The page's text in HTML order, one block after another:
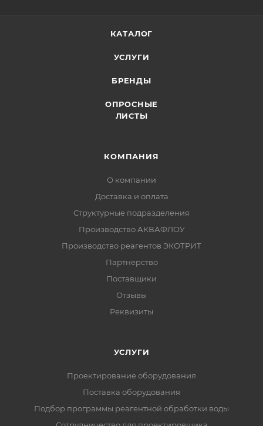
КАТАЛОГ
УСЛУГИ
БРЕНДЫ
ОПРОСНЫЕ
ЛИСТЫ
КОМПАНИЯ
О компании
Доставка и оплата
Структурные подразделения
Производство АКВАФЛОУ
Производство реагентов ЭКОТРИТ
Партнерство
Поставщики
Отзывы
Реквизиты
УСЛУГИ
Проектирование оборудования
Поставка оборудования
Подбор программы реагентной обработки воды